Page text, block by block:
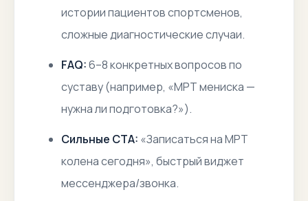
истории пациентов спортсменов,
сложные диагностические случаи.
FAQ:6–8 конкретных вопросов по
суставу (например, «МРТ мениска —
нужна ли подготовка?»).
Сильные CTA: «Записаться на МРТ
колена сегодня», быстрый виджет
мессенджера/звонка.